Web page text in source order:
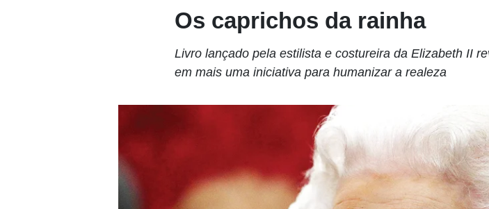
Os caprichos da rainha
Livro lançado pela estilista e costureira da Elizabeth II
em mais uma iniciativa para humanizar a realeza